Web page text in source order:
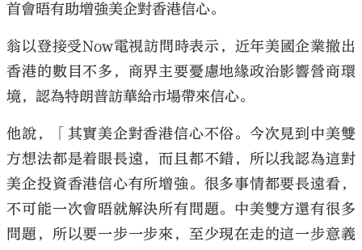
大公文匯
首會晤有助增強美企對香港信心。
翁以登接受Now電視訪問時表示，近年美國企業撤出
香港的數目不多，商界主要憂慮地緣政治影響營商環
境，認為特朗普訪華給市場帶來信心。
他說，「其實美企對香港信心不俗。今次見到中美雙
方想法都是着眼長遠，而且都不錯，所以我認為這對
美企投資香港信心有所增強。很多事情都要長遠看，
不可能一次會晤就解決所有問題。中美雙方還有很多
問題，所以要一步一步來，至少現在走的這一步意義